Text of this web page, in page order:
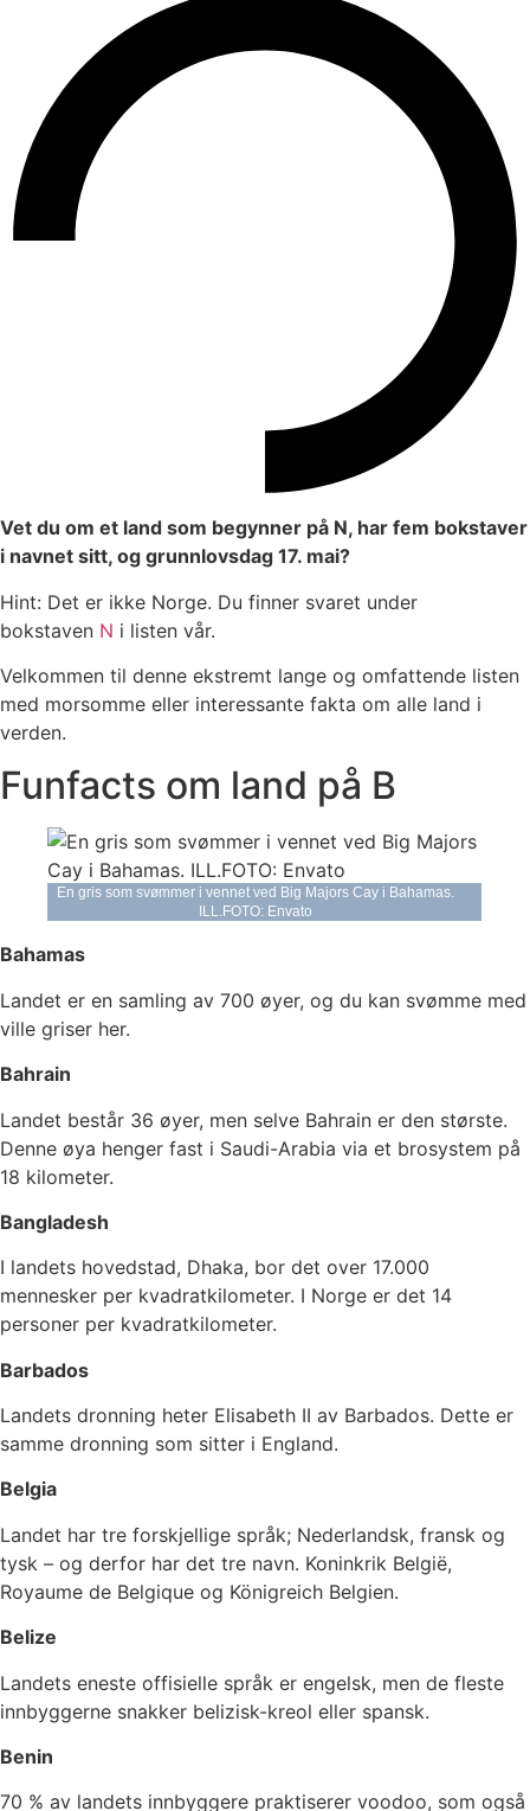
Vet du om et land som begynner på N, har fem bokstaver
i navnet sitt, og grunnlovsdag 17. mai?
Hint: Det er ikke Norge. Du finner svaret under
bokstaven N i listen vår.
Velkommen til denne ekstremt lange og omfattende listen
med morsomme eller interessante fakta om alle land i
verden.
Funfacts om land på B
En gris som svømmer i vennet ved Big Majors Cay i Bahamas.
ILL.FOTO: Envato
Bahamas
Landet er en samling av 700 øyer, og du kan svømme med
ville griser her.
Bahrain
Landet består 36 øyer, men selve Bahrain er den største.
Denne øya henger fast i Saudi-Arabia via et brosystem på
18 kilometer.
Bangladesh
I landets hovedstad, Dhaka, bor det over 17.000
mennesker per kvadratkilometer. I Norge er det 14
personer per kvadratkilometer.
Barbados
Landets dronning heter Elisabeth II av Barbados. Dette er
samme dronning som sitter i England.
Belgia
Landet har tre forskjellige språk; Nederlandsk, fransk og
tysk – og derfor har det tre navn. Koninkrik België,
Royaume de Belgique og Königreich Belgien.
Belize
Landets eneste offisielle språk er engelsk, men de fleste
innbyggerne snakker belizisk-kreol eller spansk.
Benin
70 % av landets innbyggere praktiserer voodoo, som også